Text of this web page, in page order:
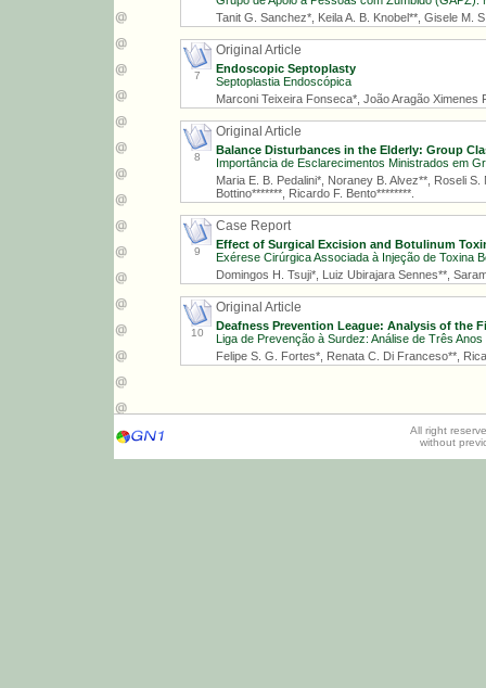
Tanit G. Sanchez*, Keila A. B. Knobel**, Gisele M.
7
Original Article
Endoscopic Septoplasty
Septoplastia Endoscópica
Marconi Teixeira Fonseca*, João Aragão Ximenes
8
Original Article
Balance Disturbances in the Elderly: Group
Importância de Esclarecimentos Ministrados em
Maria E. B. Pedalini*, Noraney B. Alvez**, Roseli
Bottino*******, Ricardo F. Bento********.
9
Case Report
Effect of Surgical Excision and Botulinum
Exérese Cirúrgica Associada à Injeção de Toxina
Domingos H. Tsuji*, Luiz Ubirajara Sennes**,
10
Original Article
Deafness Prevention League: Analysis of the
Liga de Prevenção à Surdez: Análise de Três Anos
Felipe S. G. Fortes*, Renata C. Di Franceso**,
All right
without